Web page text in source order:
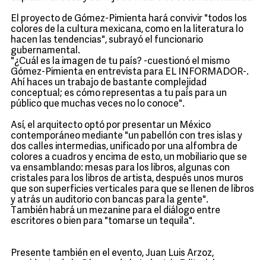
El proyecto de Gómez-Pimienta hará convivir "todos los
colores de la cultura mexicana, como en la literatura lo
hacen las tendencias", subrayó el funcionario
gubernamental.
"¿Cuál es la imagen de tu país? -cuestionó el mismo
Gómez-Pimienta en entrevista para EL INFORMADOR-.
Ahí haces un trabajo de bastante complejidad
conceptual; es cómo representas a tu país para un
público que muchas veces no lo conoce".
Así, el arquitecto optó por presentar un México
contemporáneo mediante "un pabellón con tres islas y
dos calles intermedias, unificado por una alfombra de
colores a cuadros y encima de esto, un mobiliario que se
va ensamblando: mesas para los libros, algunas con
cristales para los libros de artista, después unos muros
que son superficies verticales para que se llenen de libros
y atrás un auditorio con bancas para la gente".
También habrá un mezanine para el diálogo entre
escritores o bien para "tomarse un tequila".
Presente también en el evento, Juan Luis Arzoz,